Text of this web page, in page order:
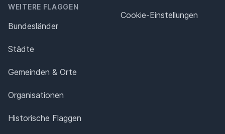
WEITERE FLAGGEN
Bundesländer
Städte
Gemeinden & Orte
Organisationen
Historische Flaggen
Cookie-Einstellungen